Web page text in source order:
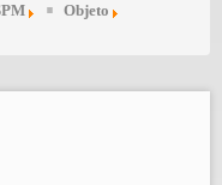
Objeto